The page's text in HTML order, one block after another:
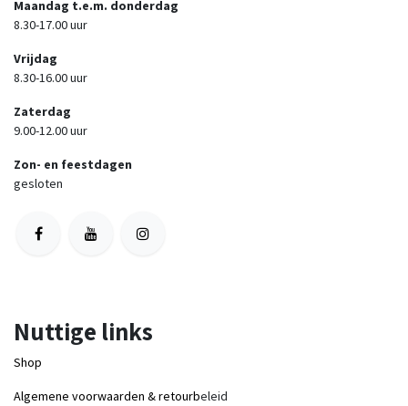
Maandag t.e.m. donderdag
8.30-17.00 uur
Vrijdag
8.30-16.00 uur
Zaterdag
9.00-12.00 uur
Zon- en feestdagen
gesloten
Nuttige links
Shop
Algemene voorwaarden & retourbeleid